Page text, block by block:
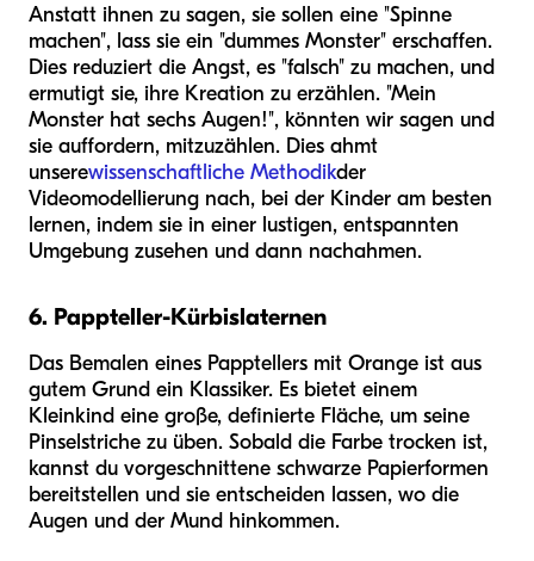
Anstatt ihnen zu sagen, sie sollen eine "Spinne
machen", lass sie ein "dummes Monster" erschaffen.
Dies reduziert die Angst, es "falsch" zu machen, und
ermutigt sie, ihre Kreation zu erzählen. "Mein
Monster hat sechs Augen!", könnten wir sagen und
sie auffordern, mitzuzählen. Dies ahmt
unserewissenschaftliche Methodikder
Videomodellierung nach, bei der Kinder am besten
lernen, indem sie in einer lustigen, entspannten
Umgebung zusehen und dann nachahmen.
6. Pappteller-Kürbislaternen
Das Bemalen eines Papptellers mit Orange ist aus
gutem Grund ein Klassiker. Es bietet einem
Kleinkind eine große, definierte Fläche, um seine
Pinselstriche zu üben. Sobald die Farbe trocken ist,
kannst du vorgeschnittene schwarze Papierformen
bereitstellen und sie entscheiden lassen, wo die
Augen und der Mund hinkommen.